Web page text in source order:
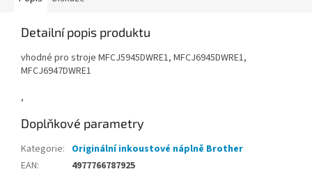
Detailní popis produktu
vhodné pro stroje MFCJ5945DWRE1, MFCJ6945DWRE1,
MFCJ6947DWRE1
,
Doplňkové parametry
Kategorie: Originální inkoustové náplně Brother
EAN: 4977766787925